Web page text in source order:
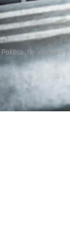
Política de cookies